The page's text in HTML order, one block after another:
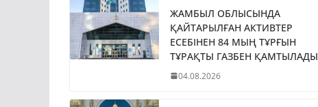
ЖАМБЫЛ ОБЛЫСЫНДА
ҚАЙТАРЫЛҒАН АКТИВТЕР
ЕСЕБІНЕН 84 МЫҢ ТҰРҒЫН
ТҰРАҚТЫ ГАЗБЕН ҚАМТЫЛАДЫ
04.08.2026